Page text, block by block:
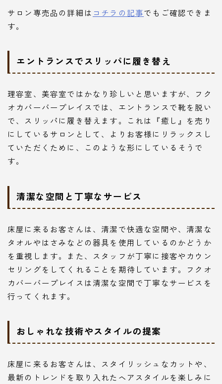
サロン専売品の詳細は コチラの記事でもご確認できま
す。
エントランスでスリッパに履き替え
理容室、美容室ではかなり珍しいと思いますが、フク
オカバーバープレイスでは、エントランスで靴を脱い
で、スリッパに履き替えます。これは『癒し』を売り
にしているサロンとして、よりお客様にリラックスし
ていただくために、このような形にしているそうで
す。
清潔な空間と丁寧なサービス
床屋に来るお客さんは、清潔で快適な空間や、清潔な
タオルやはさみなどの器具を使用しているのかどうか
を重視します。また、スタッフが丁寧に接客やカウン
セリングをしてくれることを期待しています。フクオ
カバーバープレイスは清潔な空間で丁寧なサービスを
行ってくれます。
おしゃれな技術やスタイルの提案
床屋に来るお客さんは、スタイリッシュなカットや、
最新のトレンドを取り入れたヘアスタイルを楽しみに